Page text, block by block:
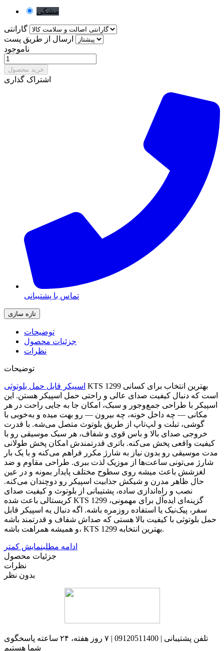
مشکی
گارانتی
ارسال از طریق پست
ناموجود
خرید محصول
اشتراک گذاری
تماس با پشتیبانی
توضیحات
جزئیات محصول
نظرات
توضیحات
اسپیکر قابل حمل بلوتوثی KTS 1299 بهترین انتخاب برای کسانی
است که دنبال کیفیت صدای عالی و راحتی حمل اسپیکر هستن. این
اسپیکر با طراحی جمع‌وجور و سبک، امکان جا به جایی راحت در هر
مکانی — چه داخل خونه، چه بیرون — رو بهت میده و به‌خوبی با
گوشی، تبلت و لپ‌تاپ از طریق بلوتوث متصل می‌شه. با قدرت
خروجی صدای بالا و باس قوی و شفاف، هر سبک موسیقی رو با
کیفیت واقعی پخش می‌کنه. باتری قدرتمندش امکان پخش طولانی
مدت موسیقی رو بدون نیاز به شارژ مکرر فراهم می‌کنه و با یک بار
شارژ می‌تونی ساعت‌ها از موزیک لذت ببری. طراحی مقاوم و ضد
لغزشش باعث میشه روی سطوح مختلف پایدار بمونه و در عین
حال ظاهر مدرن و شیکش جذابیت اسپیکر رو دوچندان می‌کنه.
نصب و راه‌اندازی ساده، پشتیبانی از بلوتوث و کیفیت صدای
کریستالی باعث شده KTS 1299 گزینه‌ای ایده‌آل برای مهمونی،
سفر، پیک‌نیک یا استفاده روزمره باشه. اگه دنبال یه اسپیکر قابل
حمل بلوتوثی با کیفیت بالا هستی که صداش شفاف و قدرتمند باشه
و همیشه همراهت باشه، KTS 1299 بهترین انتخابه.
ادامه مطلبنمایش کمتر
جزئیات محصول
نظرات
بدون نظر
تلفن پشتیبانی | 09120511400 | ۷ روز هفته، ۲۴ ساعته پاسخگوی
شما هستیم